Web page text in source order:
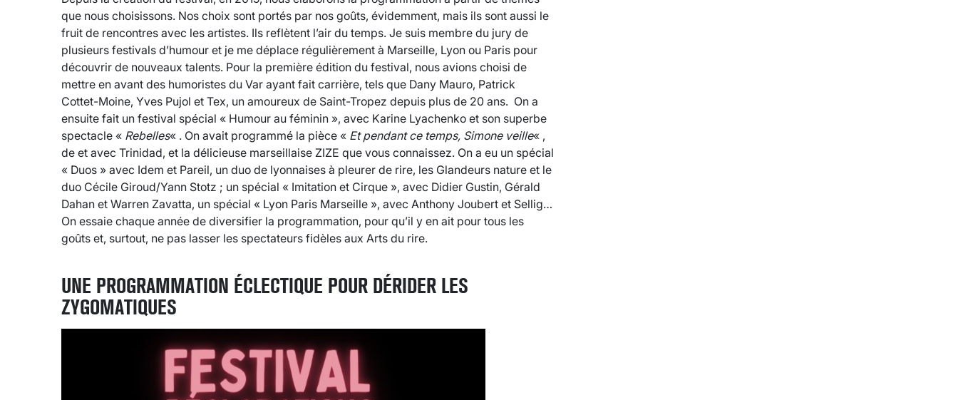
que nous choisissons. Nos choix sont portés par nos goûts, évidemment, mais ils sont aussi le
fruit de rencontres avec les artistes. Ils reflètent l’air du temps. Je suis membre du jury de
plusieurs festivals d’humour et je me déplace régulièrement à Marseille, Lyon ou Paris pour
découvrir de nouveaux talents. Pour la première édition du festival, nous avions choisi de
mettre en avant des humoristes du Var ayant fait carrière, tels que Dany Mauro, Patrick
Cottet-Moine, Yves Pujol et Tex, un amoureux de Saint-Tropez depuis plus de 20 ans. On a
ensuite fait un festival spécial « Humour au féminin », avec Karine Lyachenko et son superbe
spectacle « Rebelles« . On avait programmé la pièce « Et pendant ce temps, Simone veille« ,
de et avec Trinidad, et la délicieuse marseillaise ZIZE que vous connaissez. On a eu un spécial
« Duos » avec Idem et Pareil, un duo de lyonnaises à pleurer de rire, les Glandeurs nature et le
duo Cécile Giroud/Yann Stotz ; un spécial « Imitation et Cirque », avec Didier Gustin, Gérald
Dahan et Warren Zavatta, un spécial « Lyon Paris Marseille », avec Anthony Joubert et Sellig…
On essaie chaque année de diversifier la programmation, pour qu’il y en ait pour tous les
goûts et, surtout, ne pas lasser les spectateurs fidèles aux Arts du rire.
UNE PROGRAMMATION ÉCLECTIQUE POUR DÉRIDER LES
ZYGOMATIQUES